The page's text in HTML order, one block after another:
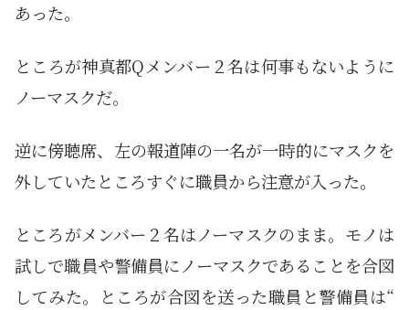
あった。
ところが神真都Qメンバー２名は何事もないように
ノーマスクだ。
逆に傍聴席、左の報道陣の一名が一時的にマスクを
外していたところすぐに職員から注意が入った。
ところがメンバー２名はノーマスクのまま。モノは
試しで職員や警備員にノーマスクであることを合図
してみた。ところが合図を送った職員と警備員は“